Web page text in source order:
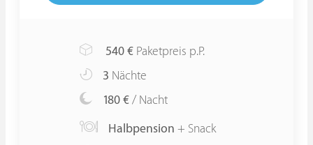
540 € Paketpreis p.P.
3 Nächte
180 € / Nacht
Halbpension + Snack